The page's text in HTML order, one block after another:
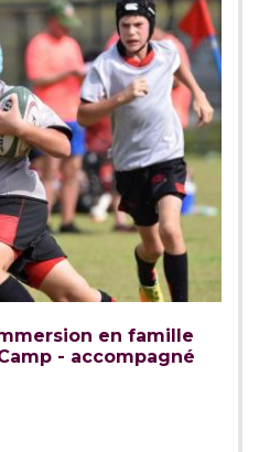
en famille
- accompagné